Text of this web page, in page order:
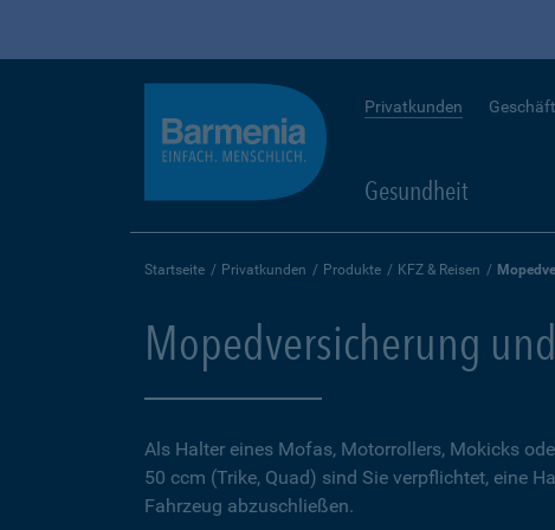
Privatkunden
Gesundheit
Startseite Privatkunden Produkte KFZ & Reisen
Mopedversicherung
Als Halter eines Mofas, Motorrollers, Mokicks
50 ccm (Trike, Quad) sind Sie verpflichtet, eine
Fahrzeug abzuschließen.